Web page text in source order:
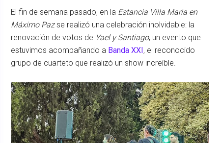
El fin de semana pasado, en la Estancia Villa Maria en
Máximo Pazse realizó una celebración inolvidable: la
renovación de votos de Yael y Santiago, un evento que
estuvimos acompañando a Banda XXI, el reconocido
grupo de cuarteto que realizó un show increíble.